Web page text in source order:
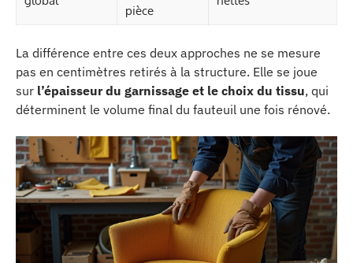
pièce
La différence entre ces deux approches ne se mesure
pas en centimètres retirés à la structure. Elle se joue
sur l’épaisseur du garnissage et le choix du tissu, qui
déterminent le volume final du fauteuil une fois rénové.